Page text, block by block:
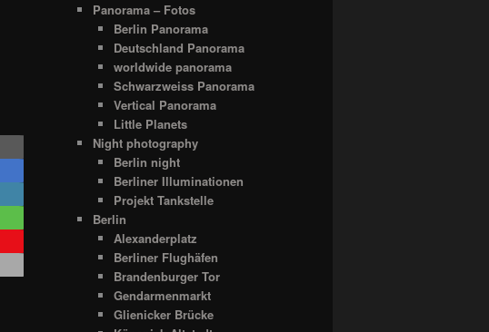
Panorama – Fotos
Berlin Panorama
Deutschland Panorama
worldwide panorama
Schwarzweiss Panorama
Vertical Panorama
Little Planets
Night photography
Berlin night
Berliner Illuminationen
Projekt Tankstelle
Berlin
Alexanderplatz
Berliner Flughäfen
Brandenburger Tor
Gendarmenmarkt
Glienicker Brücke